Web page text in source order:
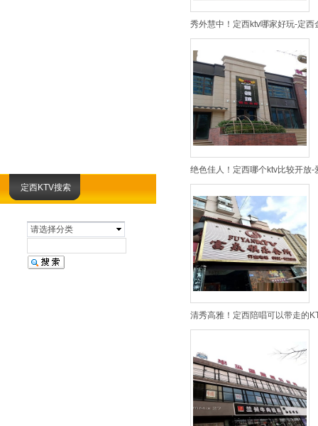
定西KTV搜索
请选择分类
秀外慧中！定西ktv哪家好玩-定
绝色佳人！定西哪个ktv比较开放
清秀高雅！定西陪唱可以带走的